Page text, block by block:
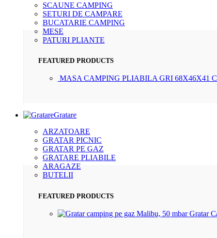
SCAUNE CAMPING
SETURI DE CAMPARE
BUCATARIE CAMPING
MESE
PATURI PLIANTE
FEATURED PRODUCTS
MASA CAMPING PLIABILA GRI 68X46X41
Gratare
ARZATOARE
GRATAR PICNIC
GRATAR PE GAZ
GRATARE PLIABILE
ARAGAZE
BUTELII
FEATURED PRODUCTS
Gratar